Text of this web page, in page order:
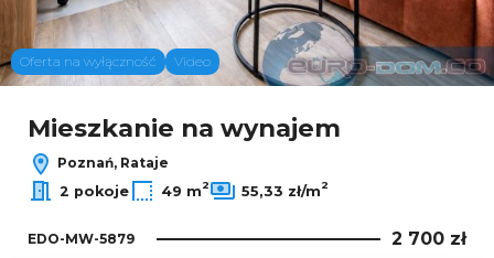
Oferta na wyłączność Video
Mieszkanie na wynajem
Poznań, Rataje
2 pokoje
49 m2 55,33 zł/m2
EDO-MW-5879 2 700 zł